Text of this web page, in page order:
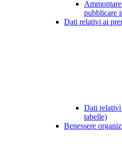
pubblicare
Dati relativi ai
Dati relativi
tabelle)
Benessere